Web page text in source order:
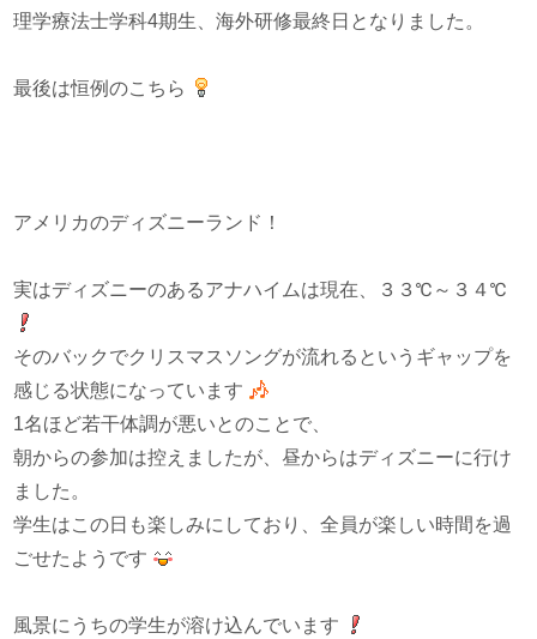
理学療法士学科4期生、海外研修最終日となりました。
最後は恒例のこちら
アメリカのディズニーランド！
実はディズニーのあるアナハイムは現在、３３℃～３４℃
そのバックでクリスマスソングが流れるというギャップを
感じる状態になっています
1名ほど若干体調が悪いとのことで、
朝からの参加は控えましたが、昼からはディズニーに行け
ました。
学生はこの日も楽しみにしており、全員が楽しい時間を過
ごせたようです
風景にうちの学生が溶け込んでいます